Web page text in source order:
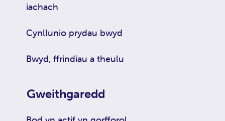
iachach
Cynllunio prydau bwyd
Bwyd, ffrindiau a theulu
Gweithgaredd